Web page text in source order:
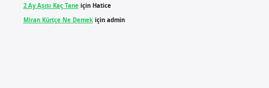
2 Ay Aşısı Kaç Taneiçin Hatice
Miran Kürtçe Ne Demekiçin admin